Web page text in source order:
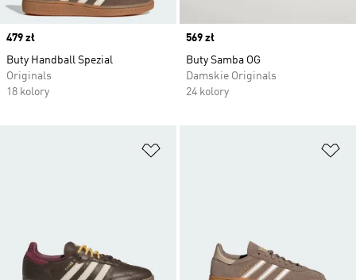
Price
479 zł
Buty Handball Spezial
Originals
18 kolory
Price
569 zł
Buty Samba OG
Damskie Originals
24 kolory